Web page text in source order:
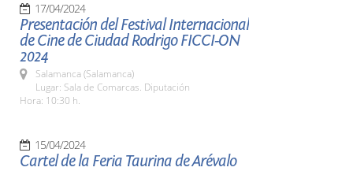
17/04/2024
Presentación del Festival Internacional
de Cine de Ciudad Rodrigo FICCI-ON
2024
Salamanca (Salamanca)
Lugar: Sala de Comarcas. Diputación
Hora: 10:30 h.
15/04/2024
Cartel de la Feria Taurina de Arévalo